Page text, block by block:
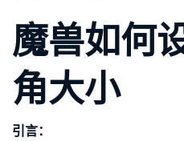
魔兽如何
角大小
引言：